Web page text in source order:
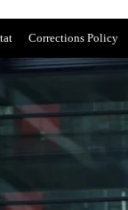
Corrections Policy